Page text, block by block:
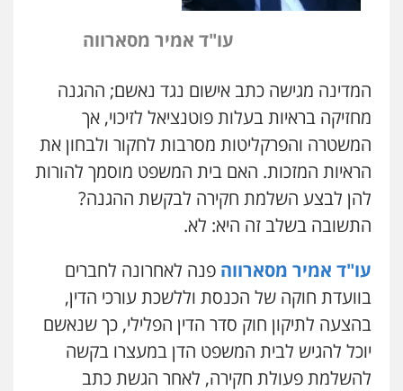
עו"ד אמיר מסארווה
המדינה מגישה כתב אישום נגד נאשם; ההגנה
מחזיקה בראיות בעלות פוטנציאל לזיכוי, אך
המשטרה והפרקליטות מסרבות לחקור ולבחון את
הראיות המזכות. האם בית המשפט מוסמך להורות
להן לבצע השלמת חקירה לבקשת ההגנה?
התשובה בשלב זה היא: לא.
עו"ד אמיר מסארווה פנה לאחרונה לחברים
בוועדת חוקה של הכנסת וללשכת עורכי הדין,
בהצעה לתיקון חוק סדר הדין הפלילי, כך שנאשם
יוכל להגיש לבית המשפט הדן במעצרו בקשה
להשלמת פעולת חקירה, לאחר הגשת כתב